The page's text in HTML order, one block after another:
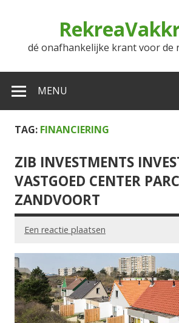
dé onafhankelijke krant voor de
MENU
TAG: FINANCIERING
ZIB INVESTMENTS
VASTGOED CENTER
ZANDVOORT
Een reactie plaatsen